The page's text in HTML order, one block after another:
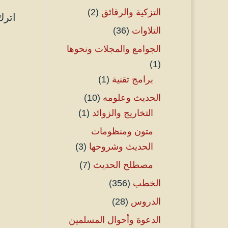
التزكية والرقائق (2)
التلاوات (36)
الجوامع والمجلات ونحوها
(1)
برامج تقنية (1)
الحديث وعلومه (10)
التخاريج والزوائد (1)
متون ومنظومات
الحديث وشروحها (3)
مصطلح الحديث (7)
الخطب (356)
الدروس (28)
الدعوة وأحوال المسلمين